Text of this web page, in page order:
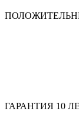
ГАРАНТИЯ 10